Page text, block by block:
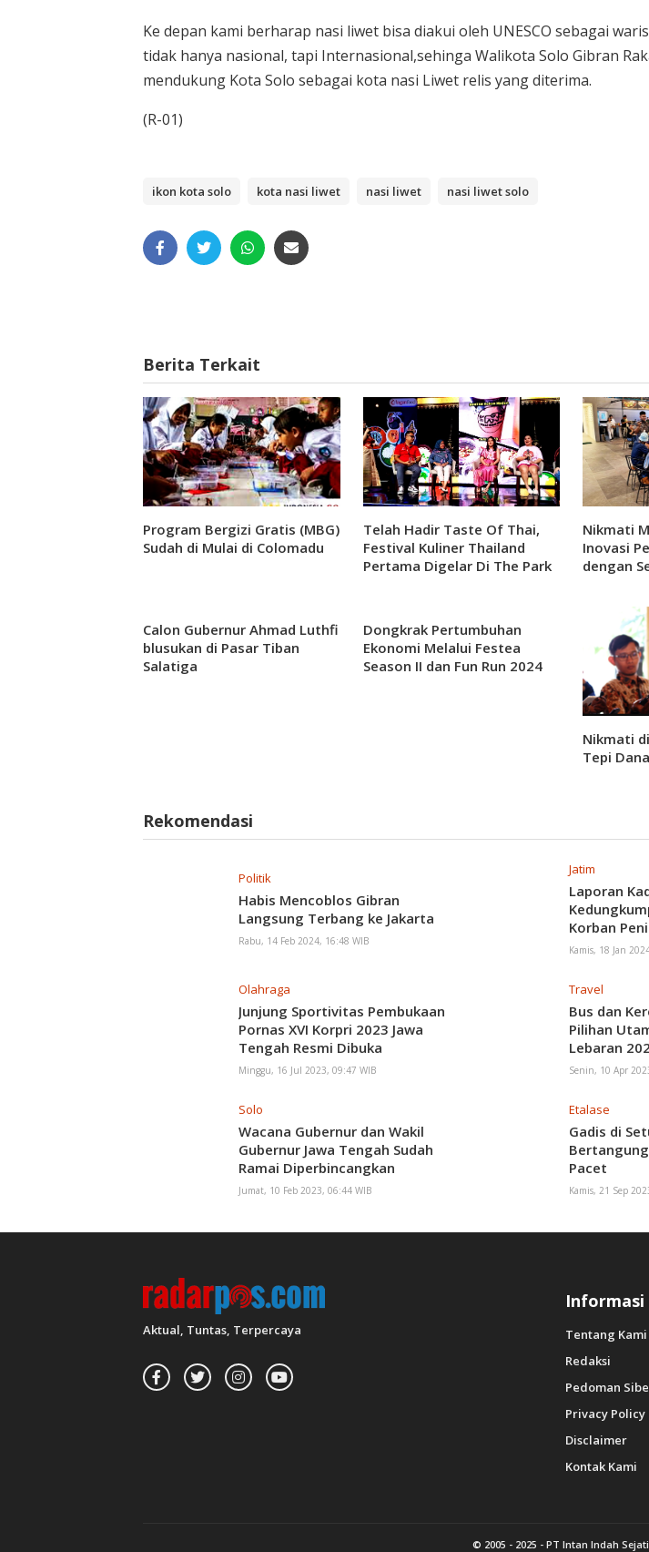
Ke depan kami berharap nasi liwet bisa diakui oleh UNESCO sebagai
tidak hanya nasional, tapi Internasional,sehinga Walikota Solo Gibran
mendukung Kota Solo sebagai kota nasi Liwet relis yang diterima.
(R-01)
ikon kota solo kota nasi liwet nasi liwet nasi liwet solo
Berita Terkait
Program Bergizi Gratis (MBG)
Sudah di Mulai di Colomadu
Telah Hadir Taste Of Thai,
Festival Kuliner Thailand
Pertama Digelar Di The Park
Nikmati
Inovasi
dengan
Calon Gubernur Ahmad Luthfi
blusukan di Pasar Tiban
Salatiga
Dongkrak Pertumbuhan
Ekonomi Melalui Festea
Season II dan Fun Run 2024
Nikmati
Tepi
Rekomendasi
Politik
Habis Mencoblos Gibran
Langsung Terbang ke Jakarta
Rabu, 14 Feb 2024, 16:48 WIB
Jatim
Laporan
Korban
Kamis, 18 Jan
Olahraga
Junjung Sportivitas Pembukaan
Pornas XVI Korpri 2023 Jawa
Tengah Resmi Dibuka
Minggu, 16 Jul 2023, 09:47 WIB
Travel
Bus dan
Pilihan
Lebaran
Senin, 10 Apr
Solo
Wacana Gubernur dan Wakil
Gubernur Jawa Tengah Sudah
Ramai Diperbincangkan
Jumat, 10 Feb 2023, 06:44 WIB
Etalase
Gadis di
Pacet
Kamis, 21 Sep
Aktual, Tuntas, Terpercaya
Informasi
Tentang Kami
Redaksi
Pedoman
Privacy Policy
Disclaimer
Kontak Kami
© 2005 - 2025 - PT Intan Indah Sejati